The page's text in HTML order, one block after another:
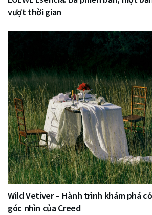
vượt thời gian
Wild Vetiver – Hành trình khám phá
góc nhìn của Creed